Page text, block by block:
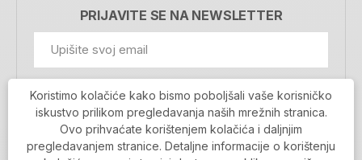
PRIJAVITE SE NA NEWSLETTER
Prihvaćam da se moji podaci spremaju u bazu
podataka i koriste u svrhu slanja MojaRijeka
newslettera
MOJARIJEKA NEWSLETTER
Koristimo kolačiće kako bismo poboljšali vaše korisničko
iskustvo prilikom pregledavanja naših mrežnih stranica.
Ovo prihvaćate korištenjem kolačića i daljnjim
pregledavanjem stranice. Detaljne informacije o korištenju